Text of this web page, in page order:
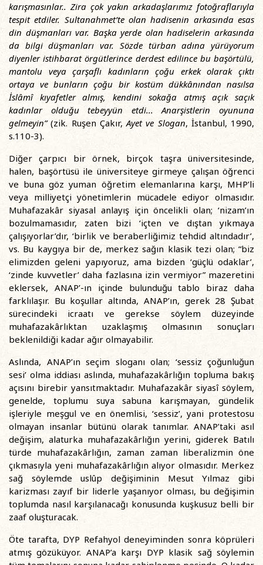
karışmasınlar.. Zira çok yakın arkadaşlarımız fotoğraflarıyla
tespit etdiler. Sultanahmet’te olan hadisenin arkasında esas
din düşmanları var. Başka yerde olan hadiselerin arkasında
da bilgi düşmanları var. Sözde türban adına yürüyorum
diyenler istihbarat örgütlerince derdest edilince bu başörtülü,
mantolu veya çarşaflı kadınların çoğu erkek olarak çıktı
ortaya ve bunların çoğu bir kostüm dükkânından nasılsa
İslâmî kıyafetler almış, kendini sokağa atmış açık saçık
kadınlar olduğu tebeyyün etdi... Anarşistlerin oyununa
gelmeyin”(zik. Ruşen Çakır,Ayet ve Slogan, İstanbul, 1990,
s.110-3).
Diğer çarpıcı bir örnek, birçok taşra üniversitesinde,
halen, başörtüsü ile üniversiteye girmeye çalışan öğrenci
ve buna göz yuman öğretim elemanlarına karşı, MHP’li
veya milliyetçi yönetimlerin mücadele ediyor olmasıdır.
Muhafazakâr siyasal anlayış için öncelikli olan; ‘nizam’ın
bozulmamasıdır, zaten bizi ‘içten ve dıştan yıkmaya
çalışıyorlar’dır, ‘birlik ve beraberliğimiz tehdid altındadır’,
vs. Bu kaygıya bir de, merkez sağın klasik tezi olan; “biz
elimizden geleni yapıyoruz, ama bizden ‘güçlü odaklar’,
‘zinde kuvvetler’ daha fazlasına izin vermiyor” mazeretini
eklersek, ANAP’-ın içinde bulunduğu tablo biraz daha
farklılaşır. Bu koşullar altında, ANAP’ın, gerek 28 Şubat
sürecindeki icraatı ve gerekse söylem düzeyinde
muhafazakârlıktan uzaklaşmış olmasının sonuçları
beklenildiği kadar ağır olmayabilir.
Aslında, ANAP’ın seçim sloganı olan; ‘sessiz çoğunluğun
sesi’ olma iddiası aslında, muhafazakârlığın topluma bakış
açısını birebir yansıtmaktadır. Muhafazakâr siyasî söylem,
genelde, toplumu suya sabuna karışmayan, gündelik
işleriyle meşgul ve en önemlisi, ‘sessiz’, yani protestosu
olmayan insanlar bütünü olarak tanımlar. ANAP’taki asıl
değişim, alaturka muhafazakârlığın yerini, giderek Batılı
türde muhafazakârlığın, zaman zaman liberalizmin öne
çıkmasıyla yeni muhafazakârlığın alıyor olmasıdır. Merkez
sağ söylemde uslûp değişiminin Mesut Yılmaz gibi
karizması zayıf bir liderle yaşanıyor olması, bu değişimin
toplumda nasıl karşılanacağı konusunda kuşkusuz belli bir
zaaf oluşturacak.
Öte tarafta, DYP Refahyol deneyiminden sonra köprüleri
atmış gözüküyor. ANAP’a karşı DYP klasik sağ söylemin